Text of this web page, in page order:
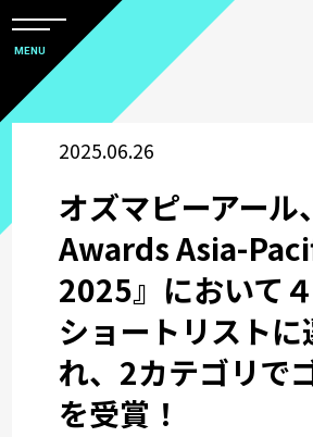
本
文
へ
メ
ニ
ュ
ー
開
MENU
2025.06.26
オズマピーアール
Awards Asia-
2025』において
ショートリストに
れ、2カテゴリで
を受賞！
すべて
アワード
企業情報
採用関連情報